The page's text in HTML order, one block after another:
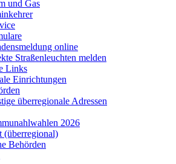
und Gas
online
Straßenleuchten melden
Links
Einrichtungen
überregionale Adressen
2026
(überregional)
Behörden